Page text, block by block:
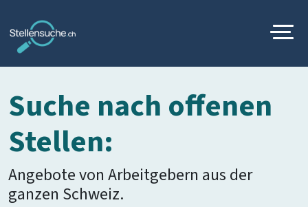
Suche nach offenen
Stellen:
Angebote von Arbeitgebern aus der
ganzen Schweiz.